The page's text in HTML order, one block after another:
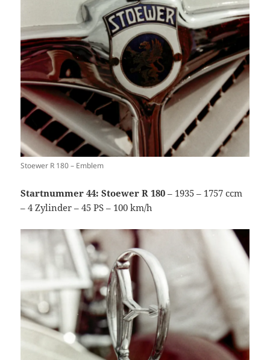
Stoewer R 180 – Emblem
Startnummer 44: Stoewer R 180 – 1935 – 1757 ccm
– 4 Zylinder – 45 PS – 100 km/h